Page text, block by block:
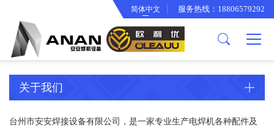
关于我们
公司简介
企业文化
合作伙伴
厂房设备
产品中心
逆变焊机工具箱
面罩系列
渣锤系列
背带手提袋系列
欧利优产品
智能冷却水箱
简体中文 服务热线：18806579292
关于我们
台州市安安焊接设备有限公司，是一家专业生产电焊机各种配件及